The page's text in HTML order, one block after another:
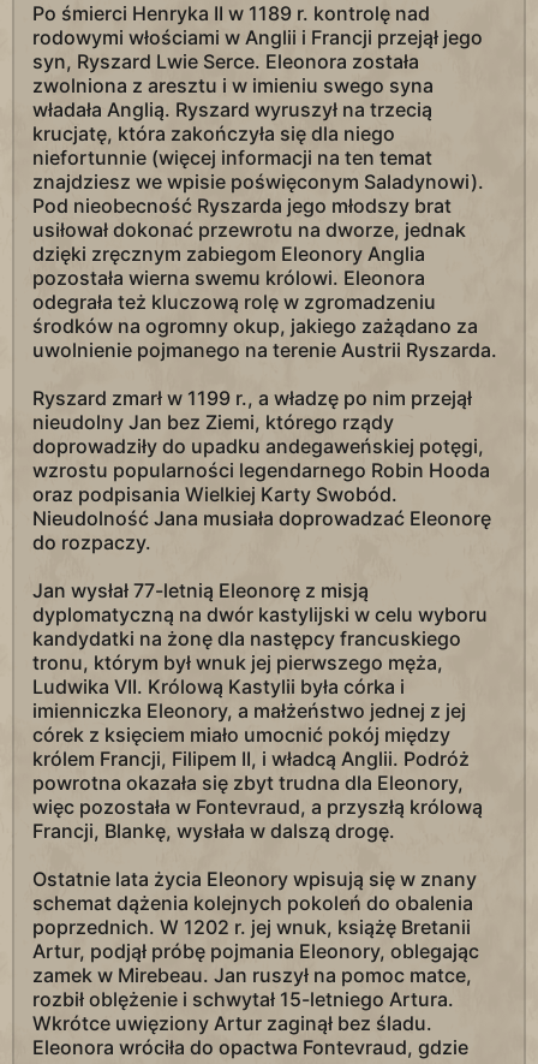
Po śmierci Henryka II w 1189 r. kontrolę nad
rodowymi włościami w Anglii i Francji przejął jego
syn, Ryszard Lwie Serce. Eleonora została
zwolniona z aresztu i w imieniu swego syna
władała Anglią. Ryszard wyruszył na trzecią
krucjatę, która zakończyła się dla niego
niefortunnie (więcej informacji na ten temat
znajdziesz we wpisie poświęconym Saladynowi).
Pod nieobecność Ryszarda jego młodszy brat
usiłował dokonać przewrotu na dworze, jednak
dzięki zręcznym zabiegom Eleonory Anglia
pozostała wierna swemu królowi. Eleonora
odegrała też kluczową rolę w zgromadzeniu
środków na ogromny okup, jakiego zażądano za
uwolnienie pojmanego na terenie Austrii Ryszarda.
Ryszard zmarł w 1199 r., a władzę po nim przejął
nieudolny Jan bez Ziemi, którego rządy
doprowadziły do upadku andegaweńskiej potęgi,
wzrostu popularności legendarnego Robin Hooda
oraz podpisania Wielkiej Karty Swobód.
Nieudolność Jana musiała doprowadzać Eleonorę
do rozpaczy.
Jan wysłał 77-letnią Eleonorę z misją
dyplomatyczną na dwór kastylijski w celu wyboru
kandydatki na żonę dla następcy francuskiego
tronu, którym był wnuk jej pierwszego męża,
Ludwika VII. Królową Kastylii była córka i
imienniczka Eleonory, a małżeństwo jednej z jej
córek z księciem miało umocnić pokój między
królem Francji, Filipem II, i władcą Anglii. Podróż
powrotna okazała się zbyt trudna dla Eleonory,
więc pozostała w Fontevraud, a przyszłą królową
Francji, Blankę, wysłała w dalszą drogę.
Ostatnie lata życia Eleonory wpisują się w znany
schemat dążenia kolejnych pokoleń do obalenia
poprzednich. W 1202 r. jej wnuk, książę Bretanii
Artur, podjął próbę pojmania Eleonory, oblegając
zamek w Mirebeau. Jan ruszył na pomoc matce,
rozbił oblężenie i schwytał 15-letniego Artura.
Wkrótce uwięziony Artur zaginął bez śladu.
Eleonora wróciła do opactwa Fontevraud, gdzie